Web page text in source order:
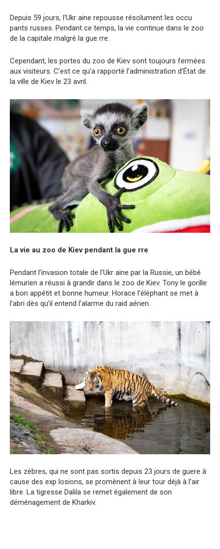
Depuis 59 jours, l’Ukr aine repousse résolument les occu
pants russes. Pendant ce temps, la vie continue dans le zoo
de la capitale malgré la gue rre.
Cependant, les portes du zoo de Kiev sont toujours fermées
aux visiteurs. C’est ce qu’a rapporté l’administration d’État de
la ville de Kiev le 23 avril.
La vie au zoo de Kiev pendant la gue rre
Pendant l’invasion totale de l’Ukr aine par la Russie, un bébé
lémurien a réussi à grandir dans le zoo de Kiev. Tony le gorille
a bon appétit et bonne humeur. Horace l’éléphant se met à
l’abri dès qu’il entend l’alarme du raid aérien.
Les zèbres, qui ne sont pas sortis depuis 23 jours de guere à
cause des exp losions, se promènent à leur tour déjà à l’air
libre. La tigresse Dalila se remet également de son
déménagement de Kharkiv.